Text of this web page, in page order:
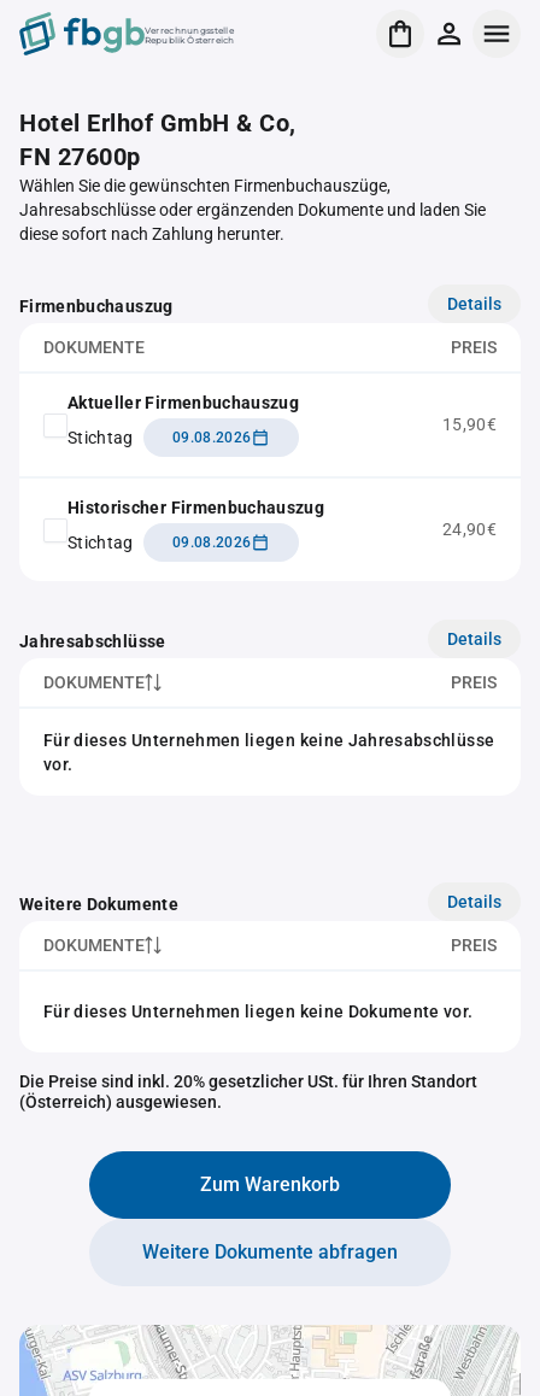
Verrechnungsstelle
Republik Österreich
Hotel Erlhof GmbH & Co,
FN 27600p
Wählen Sie die gewünschten Firmenbuchauszüge,
Jahresabschlüsse oder ergänzenden Dokumente und laden Sie
diese sofort nach Zahlung herunter.
Firmenbuchauszug Details
DOKUMENTE PREIS
Aktueller Firmenbuchauszug
Stichtag
09.08.2026
15,90€
Historischer Firmenbuchauszug
Stichtag
09.08.2026
24,90€
Jahresabschlüsse Details
DOKUMENTE PREIS
Für dieses Unternehmen liegen keine Jahresabschlüsse
vor.
Weitere Dokumente Details
DOKUMENTE PREIS
Für dieses Unternehmen liegen keine Dokumente vor.
Die Preise sind inkl. 20% gesetzlicher USt. für Ihren Standort
(Österreich) ausgewiesen.
Zum Warenkorb
Weitere Dokumente abfragen